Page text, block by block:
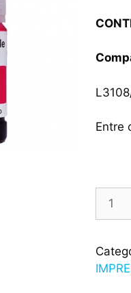
Entre